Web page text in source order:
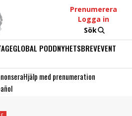
Prenumerera
Logga in
Sök
GLOBAL PODDNYHETSBREVEVENT
Hjälp med prenumeration